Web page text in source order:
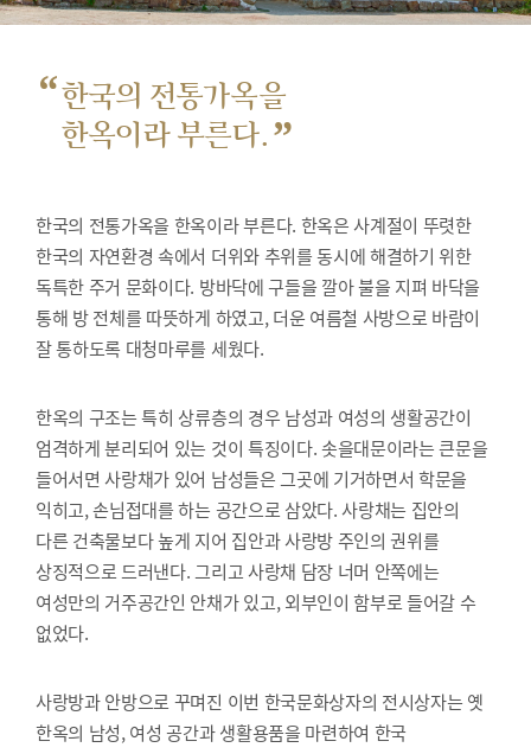
“한국의 전통가옥을
한옥이라 부른다. ”
한국의 전통가옥을 한옥이라 부른다. 한옥은 사계절이 뚜렷한
한국의 자연환경 속에서 더위와 추위를 동시에 해결하기 위한
독특한 주거 문화이다. 방바닥에 구들을 깔아 불을 지펴 바닥을
통해 방 전체를 따뜻하게 하였고, 더운 여름철 사방으로 바람이
잘 통하도록 대청마루를 세웠다.
한옥의 구조는 특히 상류층의 경우 남성과 여성의 생활공간이
엄격하게 분리되어 있는 것이 특징이다. 솟을대문이라는 큰문을
들어서면 사랑채가 있어 남성들은 그곳에 기거하면서 학문을
익히고, 손님접대를 하는 공간으로 삼았다. 사랑채는 집안의
다른 건축물보다 높게 지어 집안과 사랑방 주인의 권위를
상징적으로 드러낸다. 그리고 사랑채 담장 너머 안쪽에는
여성만의 거주공간인 안채가 있고, 외부인이 함부로 들어갈 수
없었다.
사랑방과 안방으로 꾸며진 이번 한국문화상자의 전시상자는 옛
한옥의 남성, 여성 공간과 생활용품을 마련하여 한국